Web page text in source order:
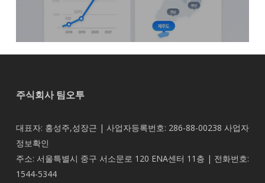
주식회사 팀오투
대표자: 홍성주,성장근 | 사업자등록번호: 286-88-00238 사업자
정보확인
주소: 서울특별시 중구 서소문로 120 ENA센터 11층 | 전화번호:
1544-5344